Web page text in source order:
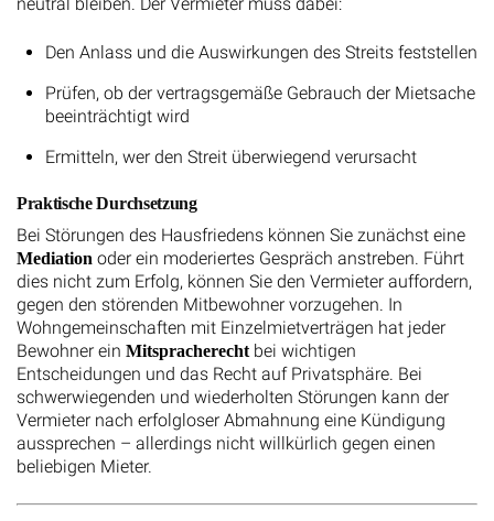
neutral bleiben. Der Vermieter muss dabei:
Den Anlass und die Auswirkungen des Streits feststellen
Prüfen, ob der vertragsgemäße Gebrauch der Mietsache
beeinträchtigt wird
Ermitteln, wer den Streit überwiegend verursacht
Praktische Durchsetzung
Bei Störungen des Hausfriedens können Sie zunächst eine
Mediation oder ein moderiertes Gespräch anstreben. Führt
dies nicht zum Erfolg, können Sie den Vermieter auffordern,
gegen den störenden Mitbewohner vorzugehen. In
Wohngemeinschaften mit Einzelmietverträgen hat jeder
Bewohner ein Mitspracherechtbei wichtigen
Entscheidungen und das Recht auf Privatsphäre. Bei
schwerwiegenden und wiederholten Störungen kann der
Vermieter nach erfolgloser Abmahnung eine Kündigung
aussprechen – allerdings nicht willkürlich gegen einen
beliebigen Mieter.